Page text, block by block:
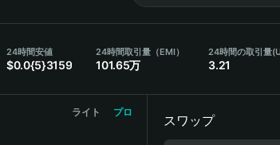
24時間安値
$0.0{5}3159
24時間取引量（EMI）
101.65万
24時間の取引量
3.21
ライト プロ
スワップ